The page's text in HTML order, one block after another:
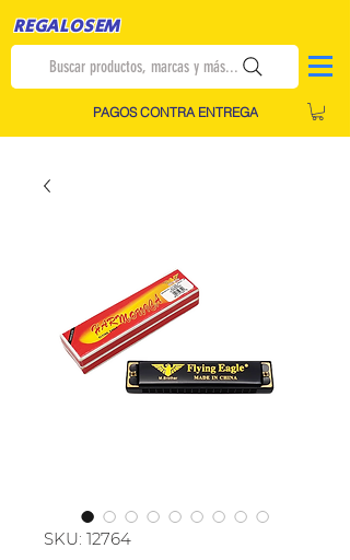
REGALOSEM
Buscar productos, marcas y más...
PAGOS CONTRA ENTREGA
SKU: 12764